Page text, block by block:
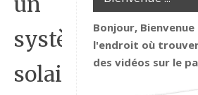
système
solaire
Bonjour,
l'endroit où
des vidéos sur le